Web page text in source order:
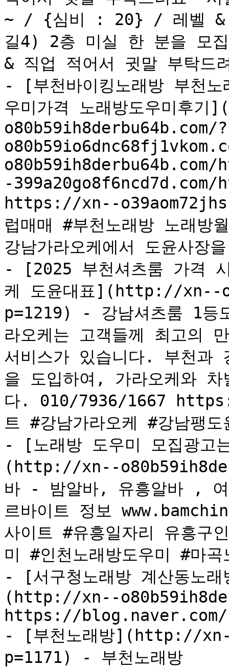
~ / {심비 : 20} / 레벨 &
길4) 2층 미실 한 분을
& 직업 적어서 귓말 부탁드
- [부천바이킹노래방 부천노
우미가격 노래방도우미
-
https://xn--
럽매매 #부천노래방 노래방
강남가라오케에서 도윤사장
- [2025 부천셔츠룸 가격
케 도윤대표](http://xn--
p=1219) - 강남셔츠룸 1등
라오케는 고객들께 최고의
서비스가 있습니다. 부천과
을 도입하여, 가라오케와 차
다. 010/7936/1667
트 #강남가라오케 #강남팽도
- [노래방 도우미 모집광고
(http://xn--
바 - 밤알바, 유흥알바 , 여
르바이트 정보
사이트 #유흥일자리 유흥구
미 #인천노래방도우미 #마곡
- [서구청노래방 계산동노
(http://xn--
https://blog.naver.com/
- [부천노래방](http://
p=1171) - 부천노래방